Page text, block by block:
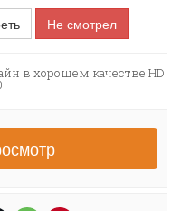
Не смотрел
в хорошем качестве HD